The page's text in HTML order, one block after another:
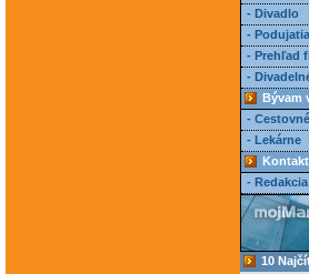
- Divadlo
- Podujatia
- Prehľad
-
Bývam
-
- Lekárne
Kontakt
-
10